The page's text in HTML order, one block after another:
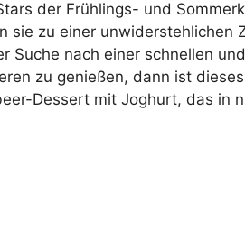
der Frühlings- und
sie zu einer unwiderstehlichen
Suche nach einer schnellen
zu genießen, dann ist
Dessert mit Joghurt, das in